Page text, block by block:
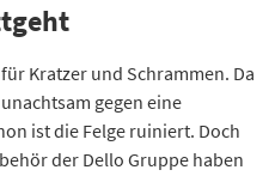
Kratzer und Schrammen. Da
gegen eine
ist die Felge ruiniert. Doch
der Dello Gruppe haben